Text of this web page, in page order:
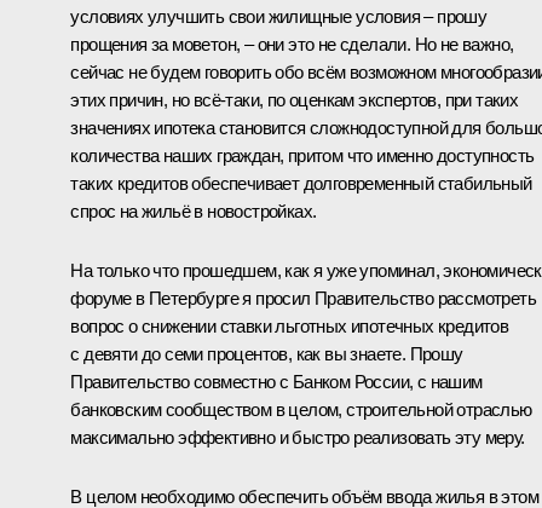
условиях улучшить свои жилищные условия – прошу
прощения за моветон, – они это не сделали. Но не важно,
сейчас не будем говорить обо всём возможном
этих причин, но всё-таки, по оценкам экспертов, при таких
значениях ипотека становится сложнодоступной для
количества наших граждан, притом что именно доступность
таких кредитов обеспечивает долговременный стабильный
спрос на жильё в новостройках.
На только что прошедшем, как я уже упоминал,
форуме в Петербурге я просил Правительство рассмотреть
вопрос о снижении ставки льготных ипотечных кредитов
с девяти до семи процентов, как вы знаете. Прошу
Правительство совместно с Банком России, с нашим
банковским сообществом в целом, строительной отраслью
максимально эффективно и быстро реализовать эту меру.
В целом необходимо обеспечить объём ввода жилья в этом